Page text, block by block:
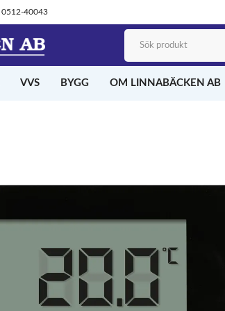
0512-40043
VVS BYGG OM LINNABÄCKEN AB